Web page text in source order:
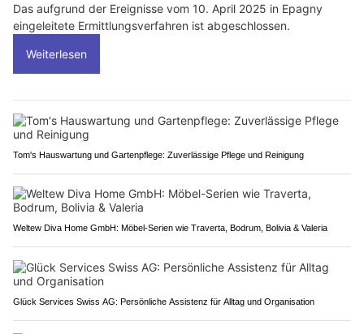
Das aufgrund der Ereignisse vom 10. April 2025 in Epagny
eingeleitete Ermittlungsverfahren ist abgeschlossen.
Weiterlesen
Tom's Hauswartung und Gartenpflege: Zuverlässige Pflege und Reinigung
Weltew Diva Home GmbH: Möbel-Serien wie Traverta, Bodrum, Bolivia & Valeria
Glück Services Swiss AG: Persönliche Assistenz für Alltag und Organisation